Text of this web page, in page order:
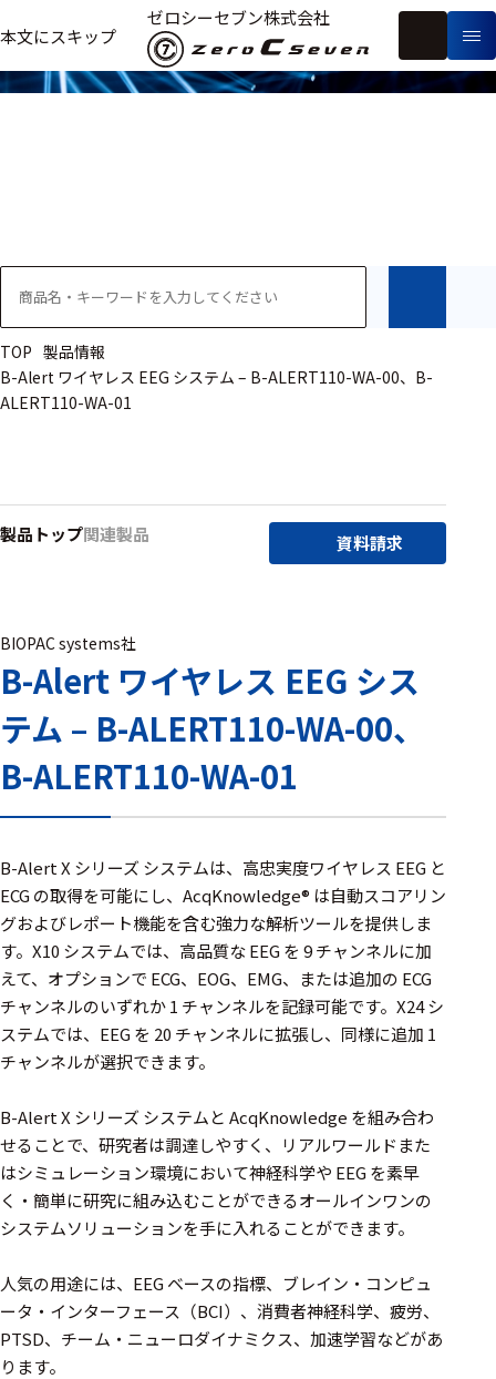
本文にスキップ
ゼロシーセブン株式会社
製
生
体
信
ー
フ
リ
ー
ワ
研究用
ヒト・人
動物
ハード
サリ・
ワイヤレス・無
線対応
MRI対応
構成
装置本体
デバイス
周辺機器
基幹シス
テム
通信・接続関連
刺激装置
レシーバ
アダプタ
コネクタ
製品情報
TOP 製品情報
B-Alert ワイヤレス EEG システム – B-ALERT110-WA-00、B-
ALERT110-WA-01
製品トップ関連製品 資料請求
BIOPAC systems社
B-Alert ワイヤレス EEG シス
テム – B-ALERT110-WA-00、
B-ALERT110-WA-01
B-Alert X シリーズ システムは、高忠実度ワイヤレス EEG と
ECG の取得を可能にし、AcqKnowledge® は自動スコアリン
グおよびレポート機能を含む強力な解析ツールを提供しま
す。X10 システムでは、高品質な EEG を 9 チャンネルに加
えて、オプションで ECG、EOG、EMG、または追加の ECG
チャンネルのいずれか 1 チャンネルを記録可能です。X24 シ
ステムでは、EEG を 20 チャンネルに拡張し、同様に追加 1
チャンネルが選択できます。
B-Alert X シリーズ システムと AcqKnowledge を組み合わ
せることで、研究者は調達しやすく、リアルワールドまた
はシミュレーション環境において神経科学や EEG を素早
く・簡単に研究に組み込むことができるオールインワンの
システムソリューションを手に入れることができます。
人気の用途には、EEG ベースの指標、ブレイン・コンピュ
ータ・インターフェース（BCI）、消費者神経科学、疲労、
PTSD、チーム・ニューロダイナミクス、加速学習などがあ
ります。